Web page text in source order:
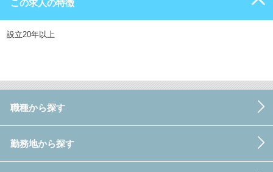
この求人の特徴
設立20年以上
職種から探す
勤務地から探す